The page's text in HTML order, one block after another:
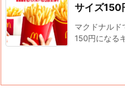
サイズ
マクドナルド
150円になる